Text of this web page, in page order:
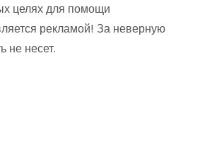
целях для помощи
рекламой! За неверную
не несет.